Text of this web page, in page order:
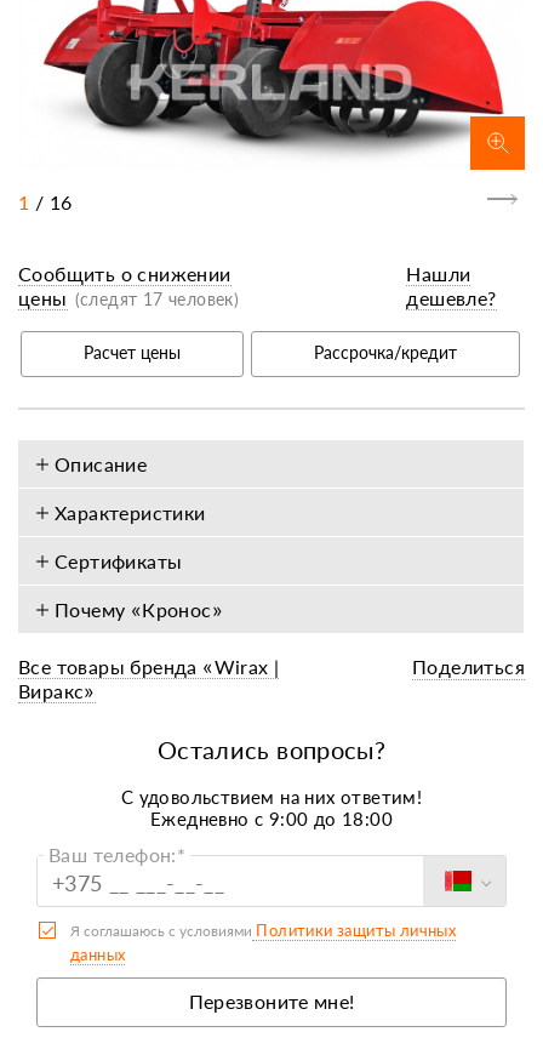
1 / 16
Расчет цены Рассрочка/кредит
Сообщить о снижении
цены (следят 17 человек)
Нашли
дешевле?
Описание
Характеристики
Сертификаты
Почему «Кронос»
Все товары бренда «Wirax |
Виракс»
Поделиться
Остались вопросы?
C удовольствием на них ответим!
Ежедневно с 9:00 до 18:00
Ваш телефон:*
Перезвоните мне!
Я соглашаюсь с условиями Политики защиты личных
данных